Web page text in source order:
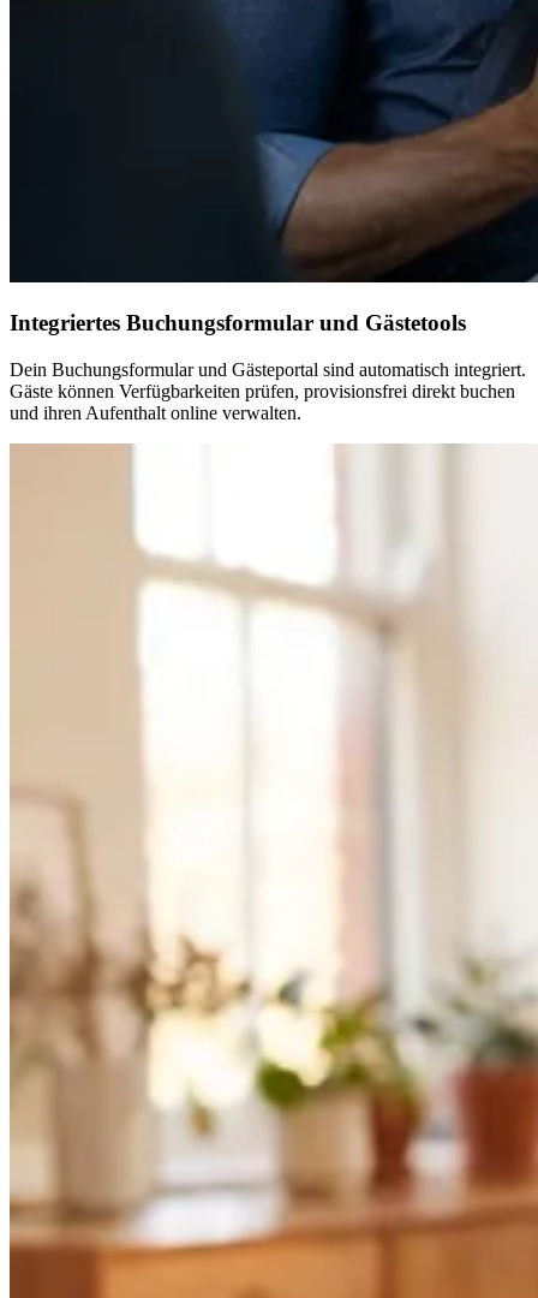
Integriertes Buchungsformular und Gästetools
Dein Buchungsformular und Gästeportal sind automatisch integriert.
Gäste können Verfügbarkeiten prüfen, provisionsfrei direkt buchen
und ihren Aufenthalt online verwalten.